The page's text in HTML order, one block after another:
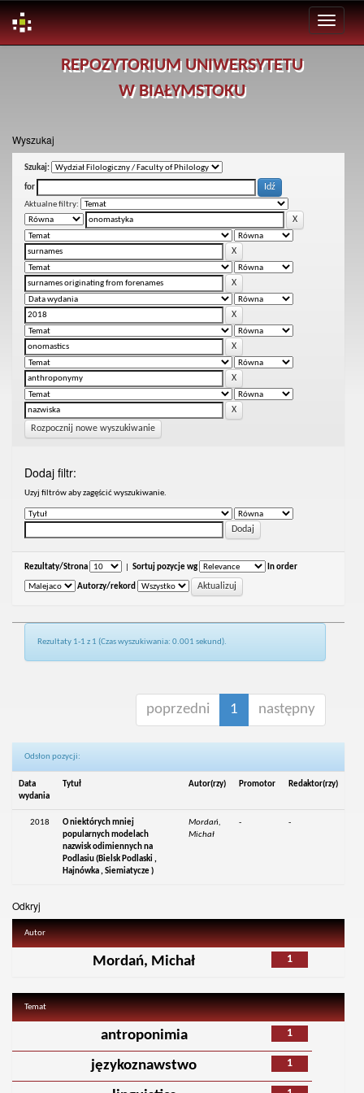
REPOZYTORIUM UNIWERSYTETU
W BIAŁYMSTOKU
Wyszukaj
Szukaj:
for
Aktualne filtry:
Rozpocznij nowe wyszukiwanie
Dodaj filtr:
Uzyj filtrów aby zagęścić wyszukiwanie.
Rezultaty/Strona Sortuj pozycje wg In order
Autorzy/rekord
Rezultaty 1-1 z 1 (Czas wyszukiwania: 0.001 sekund).
poprzedni 1 następny
Odsłon pozycji:
Data
wydania
Tytuł Autor(rzy) Promotor Redaktor(rzy)
2018
O niektórych mniej
popularnych modelach
nazwisk odimiennych na
Podlasiu (Bielsk Podlaski ,
Hajnówka , Siemiatycze )
Mordań,
Michał
- -
Odkryj
Autor
1
Mordań, Michał
Temat
1
antroponimia
1
językoznawstwo